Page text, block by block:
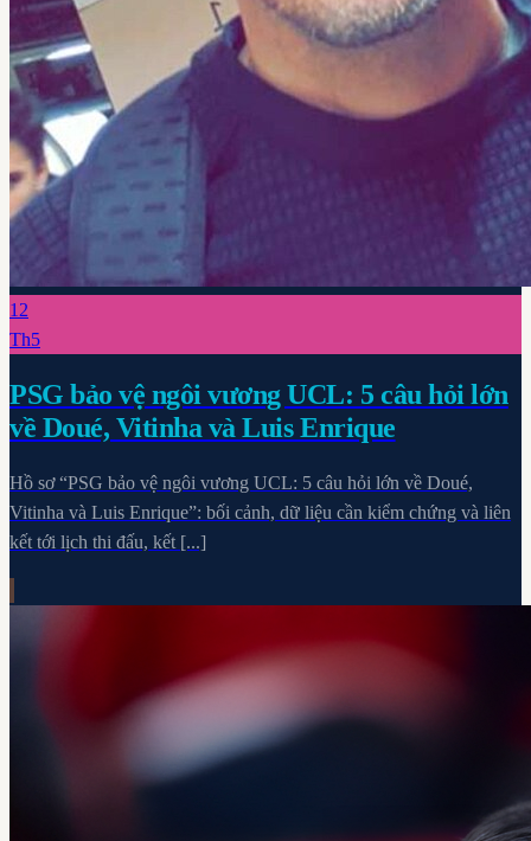
12
Th5
PSG bảo vệ ngôi vương UCL: 5 câu hỏi lớn
về Doué, Vitinha và Luis Enrique
Hồ sơ “PSG bảo vệ ngôi vương UCL: 5 câu hỏi lớn về Doué,
Vitinha và Luis Enrique”: bối cảnh, dữ liệu cần kiểm chứng và liên
kết tới lịch thi đấu, kết [...]